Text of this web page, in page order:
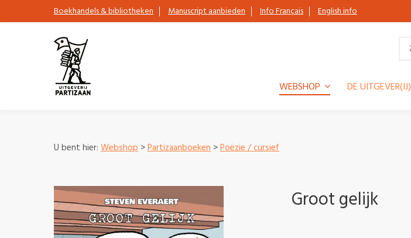
Boekhandels & bibliotheken Manuscript aanbieden Info Français English info
WEBSHOP DE UITGEVER(IJ)
U bent hier: Webshop >Partizaanboeken >Poëzie / cursief
Groot gelijk